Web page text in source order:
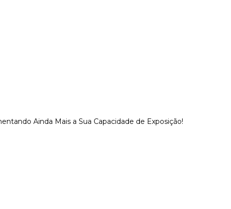
Ainda Mais a Sua Capacidade de Exposição!